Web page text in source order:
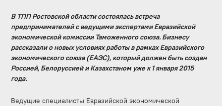
В ТПП Ростовской области состоялась встреча
предпринимателей с ведущими экспертами Евразийской
экономической комиссии Таможенного союза. Бизнесу
рассказали о новых условиях работы в рамках Евразийского
экономического союза (ЕАЭС), который должен быть создан
Россией, Белоруссией и Казахстаном уже к 1 января 2015
года.
Ведущие специалисты Евразийской экономической